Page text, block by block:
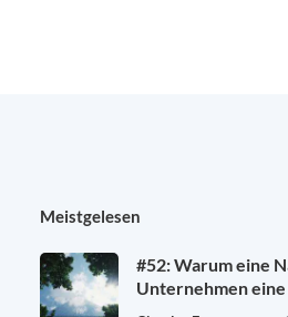
Meistgelesen
#52: Warum eine
Unternehmen